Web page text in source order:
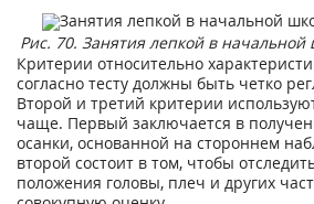
Рис. 70. Занятия лепкой в начальной
Критерии относительно
согласно тесту должны быть четко
Второй и третий критерии
чаще. Первый заключается в
осанки, основанной на стороннем
второй состоит в том, чтобы
положения головы, плеч и других